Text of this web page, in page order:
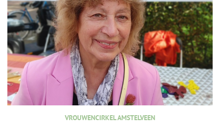
VROUWENCIRKEL AMSTELVEEN